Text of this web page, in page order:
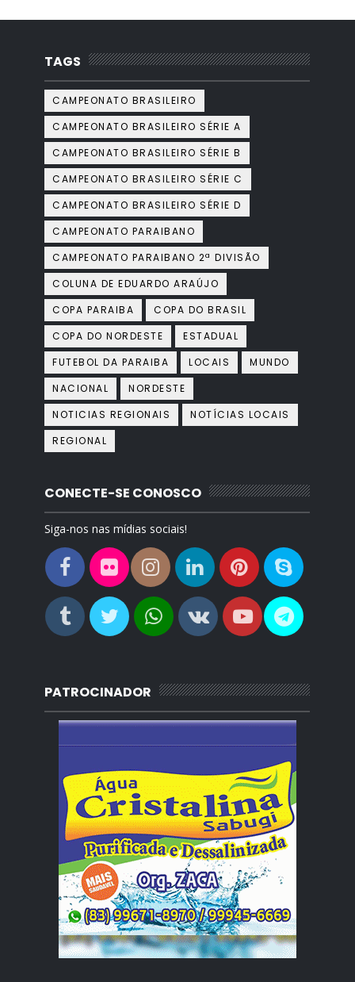
TAGS
CAMPEONATO BRASILEIRO
CAMPEONATO BRASILEIRO SÉRIE A
CAMPEONATO BRASILEIRO SÉRIE B
CAMPEONATO BRASILEIRO SÉRIE C
CAMPEONATO BRASILEIRO SÉRIE D
CAMPEONATO PARAIBANO
CAMPEONATO PARAIBANO 2ª DIVISÃO
COLUNA DE EDUARDO ARAÚJO
COPA PARAIBA
COPA DO BRASIL
COPA DO NORDESTE
ESTADUAL
FUTEBOL DA PARAIBA
LOCAIS
MUNDO
NACIONAL
NORDESTE
NOTICIAS REGIONAIS
NOTÍCIAS LOCAIS
REGIONAL
CONECTE-SE CONOSCO
Siga-nos nas mídias sociais!
PATROCINADOR